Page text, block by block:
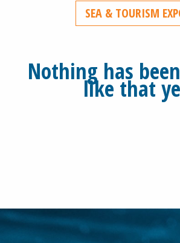
SEA & TOURISM
Nothing has
like that